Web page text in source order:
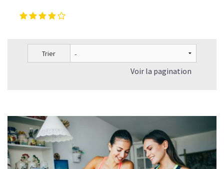
Trier
Voir la pagination